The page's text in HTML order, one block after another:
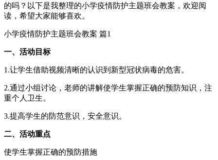
的吗？以下是我整理的小学疫情防护主题班会教案，欢迎阅
读，希望大家能够喜欢。
小学疫情防护主题班会教案 篇1
一、活动目标
1.让学生借助视频清晰的认识到新型冠状病毒的危害。
2.通过小组讨论，老师的讲解使学生掌握正确的预防知识，注
重个人卫生。
3.提高学生的防范意识，安全意识。
二、活动重点
使学生掌握正确的预防措施